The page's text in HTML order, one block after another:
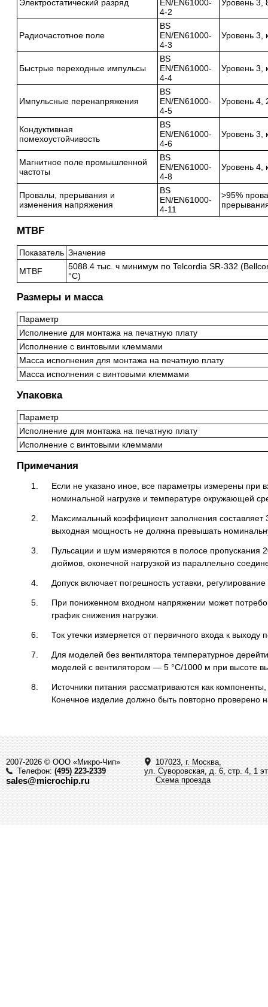
Электростатический разряд
EN/EN61000-
4-2
Уровень 3,
Радиочастотное поле
BS
EN/EN61000-
4-3
Уровень 3,
Быстрые переходные импульсы
BS
EN/EN61000-
4-4
Уровень 3,
Импульсные перенапряжения
BS
EN/EN61000-
4-5
Уровень 4,
Кондуктивная
помехоустойчивость
BS
EN/EN61000-
4-6
Уровень 3,
Магнитное поле промышленной
частоты
BS
EN/EN61000-
4-8
Уровень 4,
Провалы, прерывания и
изменения напряжения
BS
EN/EN61000-
4-11
>95%
МТBF
Показатель Значение
MTBF
5088.4 тыс. ч минимум по Telcordia SR-332
°C)
Размеры и масса
Параметр
Исполнение для монтажа на печатную плату
Исполнение с винтовыми клеммами
Масса исполнения для монтажа на печатную плату
Масса исполнения с винтовыми клеммами
Упаковка
Параметр
Исполнение для монтажа на печатную плату
Исполнение с винтовыми клеммами
Примечания
Если не указано иное, все параметры измерены при
номинальной нагрузке и температуре окружающей
Максимальный коэффициент заполнения
выходная мощность не должна превышать
Пульсации и шум измеряются в полосе пропускания
дюймов, оконечной нагрузкой из параллельно
Допуск включает погрешность уставки,
При пониженном входном напряжении может
график снижения нагрузки.
Ток утечки измеряется от первичного входа к выходу
Для моделей без вентилятора температурное
моделей с вентилятором — 5 °C/1000 м при высоте
Источники питания рассматриваются как
Конечное изделие должно быть повторно проверено
2007-2026 © ООО «Микро-Чип»
Телефон:(495) 223-2339
sales@microchip.ru
107023, г. Москва,
ул. Суворовская, д. 6, стр. 4, 1
Схема проезда